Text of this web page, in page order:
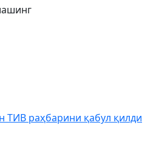
ТИВ раҳбарини қабул қилди